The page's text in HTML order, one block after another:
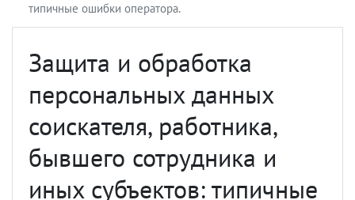
типичные ошибки оператора.
Защита и обработка
персональных данных
соискателя, работника,
бывшего сотрудника и
иных субъектов: типичные